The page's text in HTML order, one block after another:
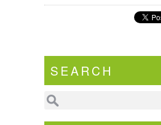
SEARCH